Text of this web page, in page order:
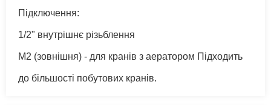
Підключення:
1/2" внутрішнє різьблення
M2 (зовнішня) - для кранів з аератором Підходить
до більшості побутових кранів.